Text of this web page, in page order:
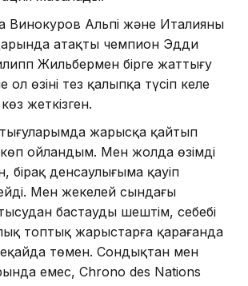
Винокуров Альпі және Италияның
атақты чемпион Эдди
Жильбермен бірге жаттығу
өзінің тез қалыпқа түсіп келе
жеткізген.
жарысқа қайтып
ойландым. Мен жолда өзімді
бірақ денсаулығыма қауіп
Мен жекелей сындағы
бастауды шештім, себебі
топтық жарыстарға қарағанда
төмен. Сондықтан мен
емес, Chrono des Nations